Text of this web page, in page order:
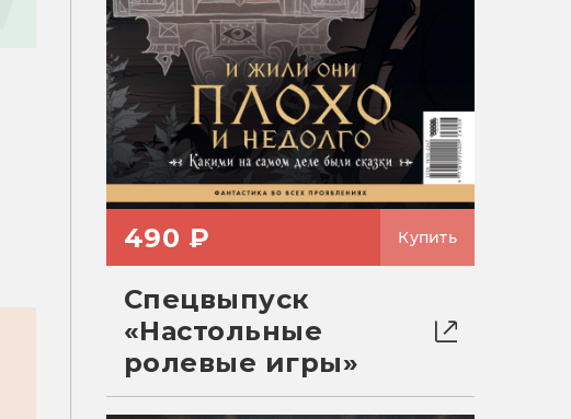
490 ₽ Купить
Спецвыпуск
«Настольные
ролевые игры»